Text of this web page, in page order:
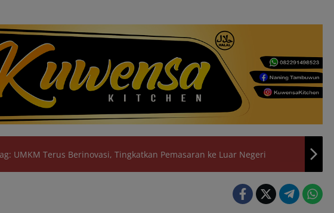
UMKM Terus Berinovasi, Tingkatkan Pemasaran ke Luar Negeri